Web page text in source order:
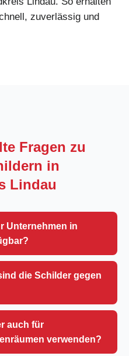
zuverlässig und
Fragen zu
in
Lindau
Unternehmen in
die Schilder gegen
auch für
verwenden?